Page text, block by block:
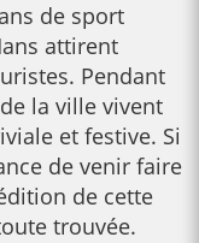
de sport
attirent
Pendant
la ville vivent
et festive. Si
de venir faire
de cette
trouvée.